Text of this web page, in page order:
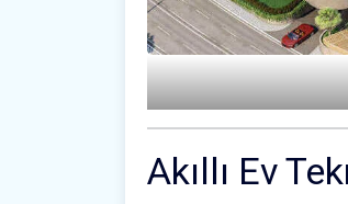
Akıllı Ev